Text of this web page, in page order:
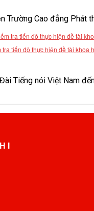
Trường Cao đẳng Phát
tiến độ thực hiện đề tài khoa
Tiếng nói Việt Nam
I